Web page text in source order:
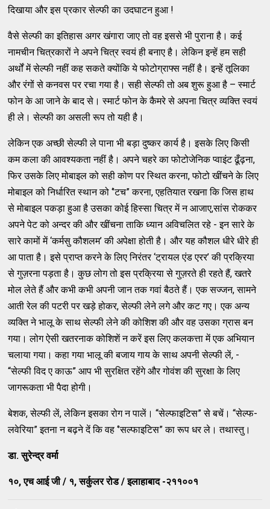
दिखाया और इस प्रकार सेल्फी का उदघाटन हुआ !
वैसे सेल्फी का इतिहास अगर खंगारा जाए तो वह इससे भी पुराना है। कई
नामचीन चित्रकारों ने अपने चित्र स्वयं ही बनाए है। लेकिन इन्हें हम सही
अर्थों में सेल्फी नहीं कह सकते क्योंकि ये फोटोग्राफ्स नहीं है। इन्हें तूलिका
और रंगों से कनवस पर रचा गया है। सही सेल्फी तो अब शुरू हुआ है – स्मार्ट
फोन के आ जाने के बाद से। स्मार्ट फोन के कैमरे से अपना चित्र व्यक्ति स्वयं
ही ले। सेल्फी का असली रूप तो यही है।
लेकिन एक अच्छी सेल्फी ले पाना भी बड़ा दुष्कर कार्य है। इसके लिए किसी
कम कला की आवश्यकता नहीं है। अपने चहरे का फोटोजेनिक प्वाइंट ढूँढ़ना,
फिर उसके लिए मोबाइल को सही कोण पर स्थित करना, फोटो खींचने के लिए
मोबाइल को निर्धारित स्थान को ‘’टच” करना, एहतियात रखना कि जिस हाथ
से मोबाइल पकड़ा हुआ है उसका कोई हिस्सा चित्र में न आजाए,सांस रोककर
अपने पेट को अन्दर की और खींचना ताकि ध्यान अविचलित रहे - इन सारे के
सारे कामों में ‘कर्मसु कौशलम’ की अपेक्षा होती है। और यह कौशल धीरे धीरे ही
आ पाता है। इसे प्राप्त करने के लिए निरंतर ‘ट्रायल एंड एरर’ की प्रक्रिया
से गुज़रना पड़ता है। कुछ लोग तो इस प्रक्रिया से गुज़रते ही रहते हैं, खतरे
मोल लेते हैं और कभी कभी अपनी जान तक गवां बैठते हैं। एक सज्जन, सामने
आती रेल की पटरी पर खड़े होकर, सेल्फी लेने लगे और कट गए। एक अन्य
व्यक्ति ने भालू के साथ सेल्फी लेने की कोशिश की और वह उसका ग्रास बन
गया। लोग ऐसी खतरनाक कोशिशें न करें इस लिए कलकत्ता में एक अभियान
चलाया गया। कहा गया भालू की बजाय गाय के साथ अपनी सेल्फी लें, -
“सेल्फी विद ए काऊ” आप भी सुरक्षित रहेंगे और गोवंश की सुरक्षा के लिए
जागरूकता भी पैदा होगी।
बेशक, सेल्फी लें, लेकिन इसका रोग न पालें। “सेल्फाइटिस” से बचें। “सेल्फ-
लवेरिया” इतना न बढ़ने दें कि वह ‘’सल्फाइटिस” का रूप धर ले। तथास्तु।
डा. सुरेन्द्र वर्मा
१०, एच आई जी / १, सर्कुलर रोड / इलाहाबाद -२११००१